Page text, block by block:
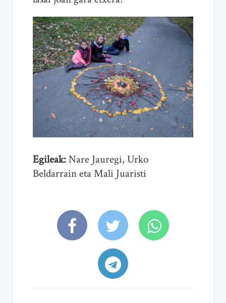
Egileak:Nare Jauregi, Urko
Beldarrain eta Mali Juaristi